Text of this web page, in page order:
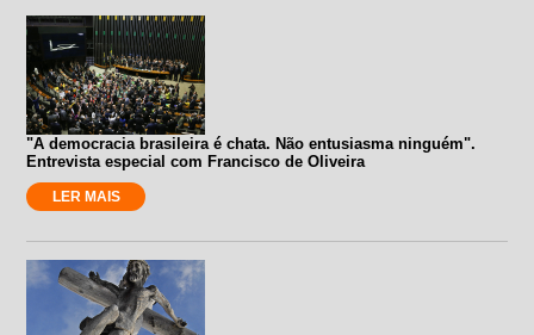
"A democracia brasileira é chata. Não entusiasma ninguém".
Entrevista especial com Francisco de Oliveira
LER MAIS